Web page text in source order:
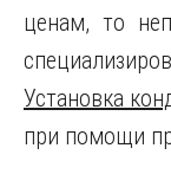
ценам, то
Установка
при помощи